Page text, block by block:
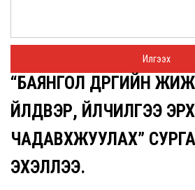
“БАЯНГОЛ ДҮҮРГИЙН
ҮЙЛДВЭР, ҮЙЛЧИЛГЭЭ
ЧАДАВХЖУУЛАХ”
ЭХЭЛЛЭЭ.